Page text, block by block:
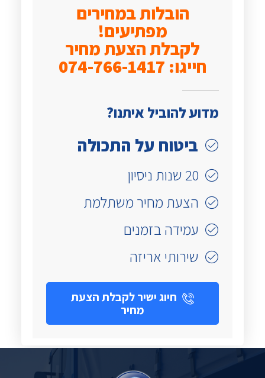
הובלות במחירים
מפתיעים!
לקבלת הצעת מחיר
חייגו: 074-766-1417
מדוע להוביל איתנו?
ביטוח על התכולה
20 שנות ניסיון
הצעת מחיר משתלמת
עמידה בזמנים
שירותי אריזה
חיוג ישיר לקבלת הצעת
מחיר